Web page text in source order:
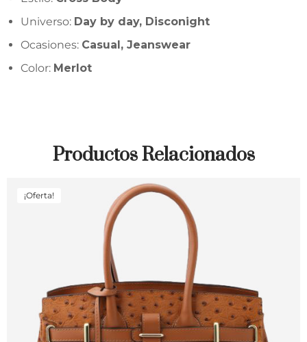
Universo: Day by day, Disconight
Ocasiones: Casual, Jeanswear
Color: Merlot
Productos Relacionados
¡Oferta!